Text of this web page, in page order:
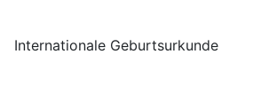
Internationale Geburtsurkunde